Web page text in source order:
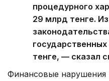
процедурного
29 млрд тенге.
тенге, — сказал
Финансовые нарушения